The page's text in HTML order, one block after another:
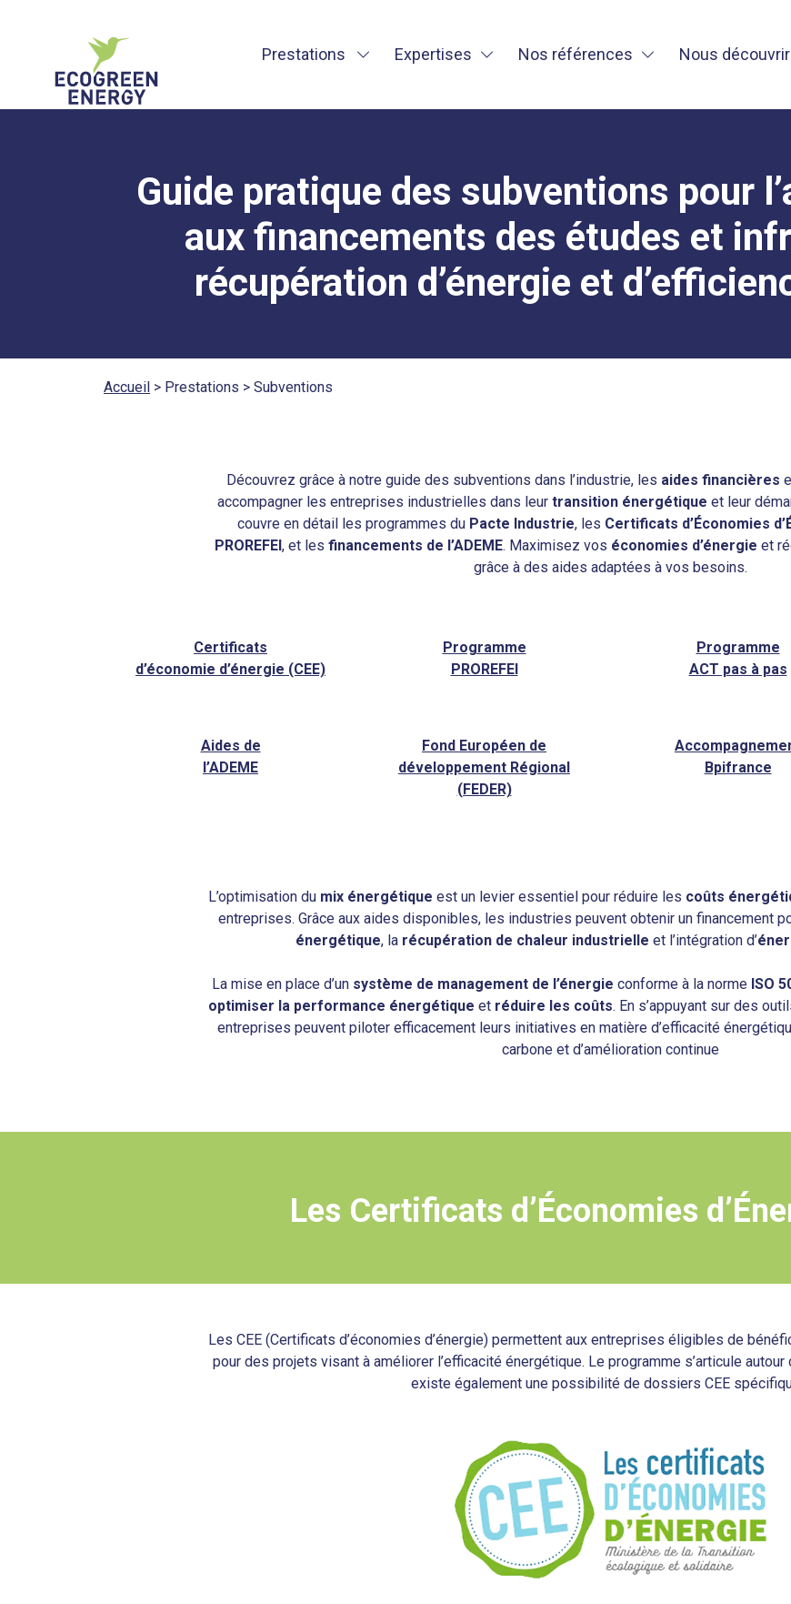
Prestations Expertises Nos références Nous découvrir
Guide pratique des subventions pour
aux financements des études et
récupération d’énergie et
Accueil > Prestations > Subventions
Découvrez grâce à notre guide des subventions dans l’industrie, les aides financières
accompagner les entreprises industrielles dans leurtransition énergétique et leur
couvre en détail les programmes du Pacte Industrie, les Certificats d’Économies
PROREFEI, et lesfinancements de l’ADEME. Maximisez vos économies d’énergie et
grâce à des aides adaptées à vos besoins.
Certificats
d’économie d’énergie (CEE)
Programme
PROREFEI
Programme
ACT pas à pas
Aides de
l’ADEME
Fond Européen de
développement Régional
(FEDER)
Bpifrance
L’optimisation du mix énergétique est un levier essentiel pour réduire les coûts
entreprises. Grâce aux aides disponibles, les industries peuvent obtenir un financement
énergétique, la récupération de chaleur industrielle et l’intégration d’
La mise en place d’un système de management de l’énergie conforme à la norme ISO
optimiser la performance énergétique et réduire les coûts. En s’appuyant sur des
entreprises peuvent piloter efficacement leurs initiatives en matière d’efficacité
carbone et d’amélioration continue
Les Certificats d’Économies
Les CEE (Certificats d’économies d’énergie) permettent aux entreprises éligibles de
pour des projets visant à améliorer l’efficacité énergétique. Le programme s’articule autour
existe également une possibilité de dossiers CEE